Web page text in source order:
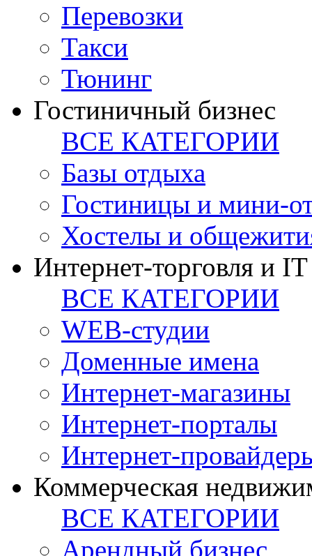
Перевозки
Такси
Тюнинг
Гостиничный бизнес
ВСЕ КАТЕГОРИИ
Базы отдыха
Гостиницы и мини-
Хостелы и
Интернет-торговля и IT
ВСЕ КАТЕГОРИИ
WEB-студии
Доменные имена
Интернет-магазины
Интернет-порталы
Интернет-
Коммерческая
ВСЕ КАТЕГОРИИ
Арендный бизнес